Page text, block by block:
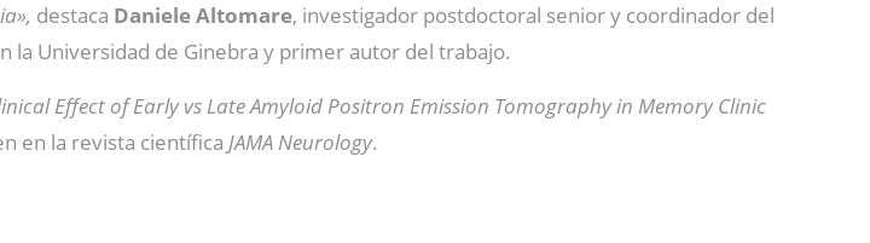
destaca Daniele Altomare, investigador postdoctoral senior y coordinador del
Universidad de Ginebra y primer autor del trabajo.
Effect of Early vs Late Amyloid Positron Emission Tomography in Memory Clinic
en la revista científica JAMA Neurology.